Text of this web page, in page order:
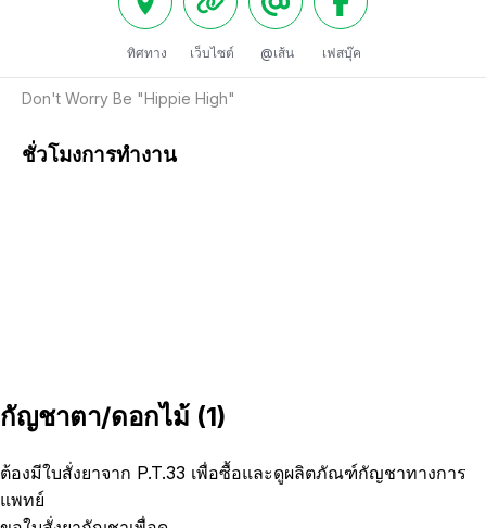
ทิศทาง เว็บไซต์ @เส้น เฟสบุ๊ค
Don't Worry Be "Hippie High"
ชั่วโมงการทำงาน
กัญชาตา/ดอกไม้ (1)
ต้องมีใบสั่งยาจาก P.T.33 เพื่อซื้อและดูผลิตภัณฑ์กัญชาทางการ
แพทย์